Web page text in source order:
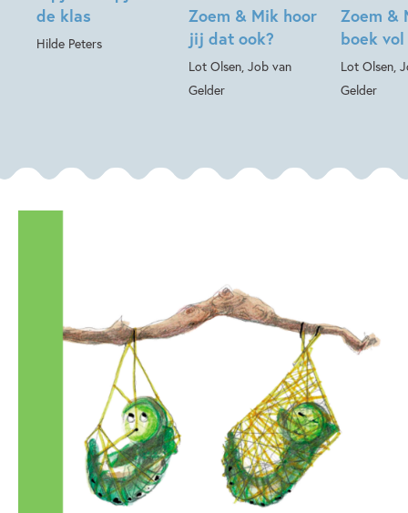
de klas
Hilde Peters
Zoem & Mik hoor
jij dat ook?
Lot Olsen, Job van
Gelder
Zoem &
boek
Lot Olsen,
Gelder